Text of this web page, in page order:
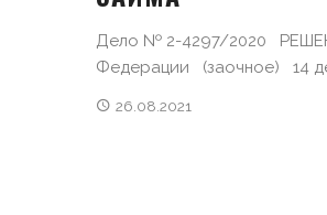
Дело № 2-4297/2020
Федерации (заочное) 14
26.08.2021